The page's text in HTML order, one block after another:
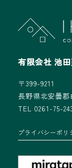
有限会社 池
〒399-9211
長野県北安曇
TEL 0261-75-
プライバシーポリ